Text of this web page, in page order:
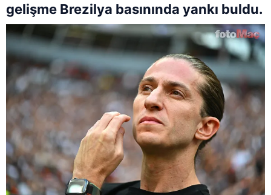
gelişme Brezilya basınında yankı buldu.